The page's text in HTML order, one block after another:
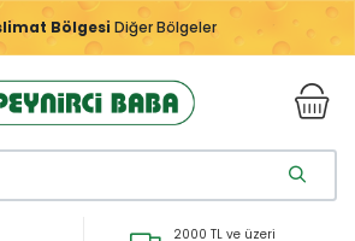
Bölgesi Diğer Bölgeler
2000 TL ve üzeri